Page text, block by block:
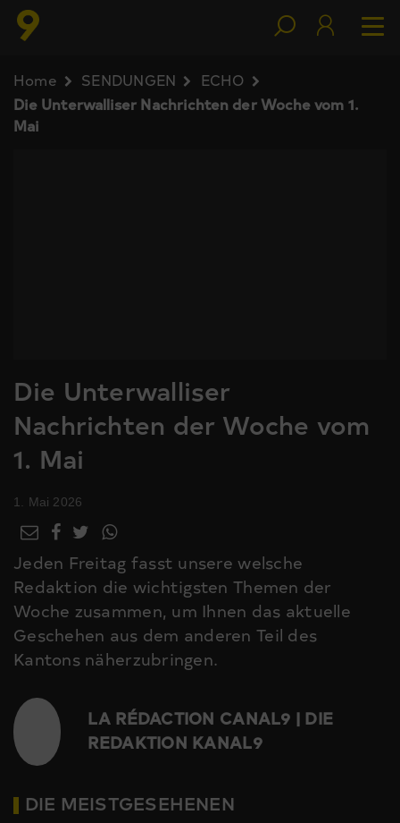
Home SENDUNGEN
ECHO
Die Unterwalliser Nachrichten der Woche vom 1.
Mai
Die Unterwalliser
Nachrichten der Woche vom
1. Mai
1. Mai 2026
Jeden Freitag fasst unsere welsche
Redaktion die wichtigsten Themen der
Woche zusammen, um Ihnen das aktuelle
Geschehen aus dem anderen Teil des
Kantons näherzubringen.
LA RÉDACTION CANAL9 | DIE
REDAKTION KANAL9
DIE MEISTGESEHENEN